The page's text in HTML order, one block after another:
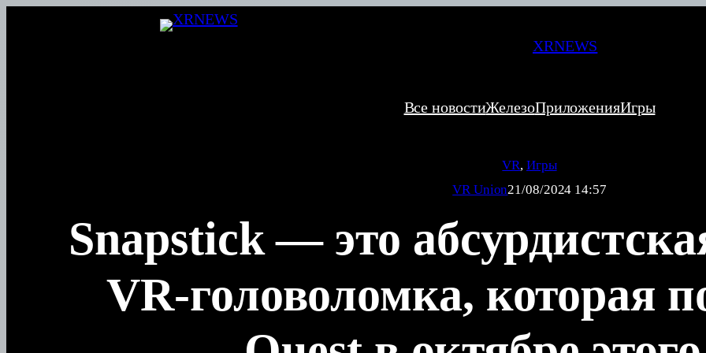
XRNEWS
Все новостиЖелезоПриложенияИгры
VR, Игры
VR Union21/08/2024 14:57
Snapstick — это
VR-головоломка, которая